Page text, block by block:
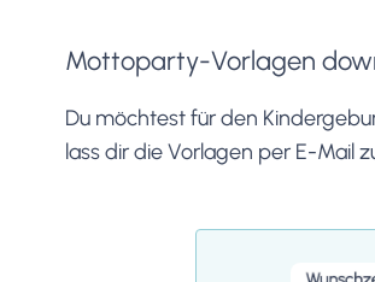
Mottoparty-Vorlagen
Du möchtest für den
lass dir die Vorlagen per E-Mail